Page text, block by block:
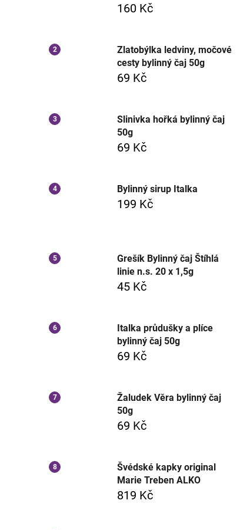
160 Kč
Zlatobýlka ledviny, močové
cesty bylinný čaj 50g
69 Kč
Slinivka hořká bylinný čaj
50g
69 Kč
Bylinný sirup Italka
199 Kč
Grešík Bylinný čaj Štíhlá
linie n.s. 20 x 1,5g
45 Kč
Italka průdušky a plíce
bylinný čaj 50g
69 Kč
Žaludek Věra bylinný čaj
50g
69 Kč
Švédské kapky original
Marie Treben ALKO
819 Kč